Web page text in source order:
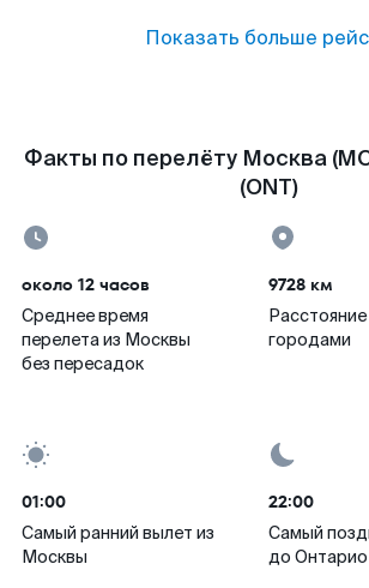
Показать больше
Факты по перелёту Москва
(ONT)
около 12 часов
Среднее время
перелета из Москвы
без пересадок
9728 км
городами
01:00
Самый ранний вылет из
Москвы
22:00
Самый
до Онтарио